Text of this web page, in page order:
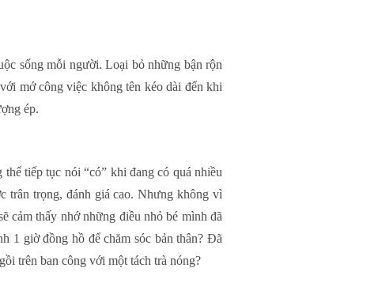
sống mỗi người. Loại bỏ những bận rộn
mớ công việc không tên kéo dài đến khi
ép.
tiếp tục nói “có” khi đang có quá nhiều
trân trọng, đánh giá cao. Nhưng không vì
cảm thấy nhớ những điều nhỏ bé mình đã
1 giờ đồng hồ để chăm sóc bản thân? Đã
trên ban công với một tách trà nóng?